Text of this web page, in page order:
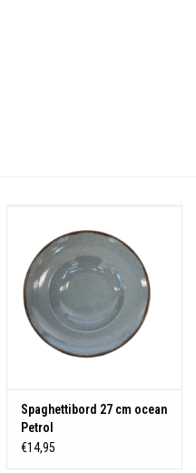
Spaghettibord 27 cm ocean
Petrol
€14,95